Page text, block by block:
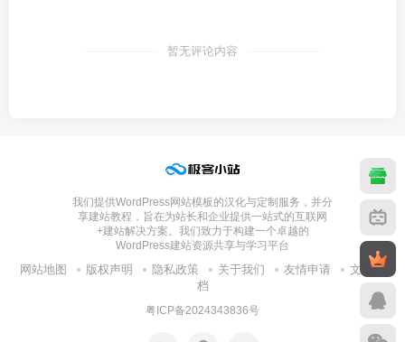
暂无评论内容
我们提供WordPress网站模板的汉化与定制服务，并分
享建站教程，旨在为站长和企业提供一站式的互联网
+建站解决方案。我们致力于构建一个卓越的
WordPress建站资源共享与学习平台
网站地图 版权声明 隐私政策 关于我们 友情申请
文章归
档
粤ICP备2024343836号